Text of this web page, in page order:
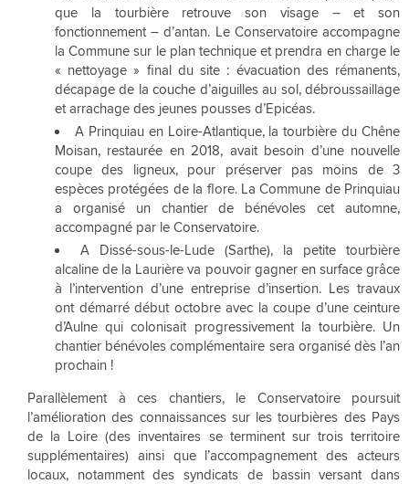
que la tourbière retrouve son visage – et son
fonctionnement – d’antan. Le Conservatoire accompagne
la Commune sur le plan technique et prendra en charge le
« nettoyage » final du site : évacuation des rémanents,
décapage de la couche d’aiguilles au sol, débroussaillage
et arrachage des jeunes pousses d’Epicéas.
A Prinquiau en Loire-Atlantique, la tourbière du Chêne
Moisan, restaurée en 2018, avait besoin d’une nouvelle
coupe des ligneux, pour préserver pas moins de 3
espèces protégées de la flore. La Commune de Prinquiau
a organisé un chantier de bénévoles cet automne,
accompagné par le Conservatoire.
A Dissé-sous-le-Lude (Sarthe), la petite tourbière
alcaline de la Laurière va pouvoir gagner en surface grâce
à l’intervention d’une entreprise d’insertion. Les travaux
ont démarré début octobre avec la coupe d’une ceinture
d’Aulne qui colonisait progressivement la tourbière. Un
chantier bénévoles complémentaire sera organisé dès l’an
prochain !
Parallèlement à ces chantiers, le Conservatoire poursuit
l’amélioration des connaissances sur les tourbières des Pays
de la Loire (des inventaires se terminent sur trois territoire
supplémentaires) ainsi que l’accompagnement des acteurs
locaux, notamment des syndicats de bassin versant dans